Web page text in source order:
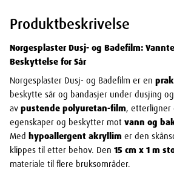
Produktbeskrivelse
Norgesplaster Dusj- og Badefilm:
Beskyttelse for Sår
Norgesplaster Dusj- og Badefilm er en
beskytte sår og bandasjer under dusjing
av pustende polyuretan-film, etterligner
egenskaper og beskytter mot vann og
Med hypoallergent akryllim er den
klippes til etter behov. Den 15 cm x 1 m
materiale til flere bruksområder.